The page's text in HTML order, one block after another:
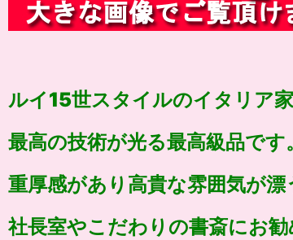
ルイ15世スタイルのイタリア
最高の技術が光る最高級品です。
重厚感があり高貴な雰囲気が漂
社長室やこだわりの書斎にお勧